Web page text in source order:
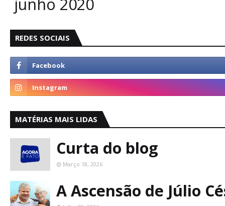
REDES SOCIAIS
MATÉRIAS MAIS LIDAS
Curta do blog
Março 18, 2026
A Ascensão de Júlio